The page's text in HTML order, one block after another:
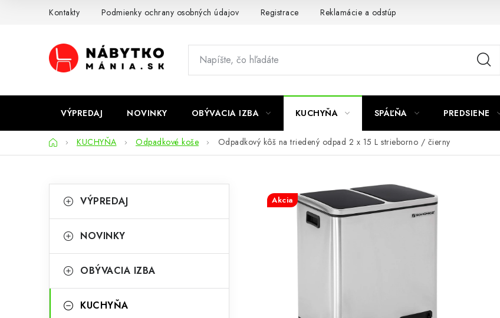
Kontakty Podmienky ochrany osobných údajov Registrace Reklamácie a odstúpenie od zmluvy
VÝPREDAJ NOVINKY OBÝVACIA IZBA KUCHYŇA SPÁĽŇA PREDSIENE
DomovKUCHYŇA Odpadkové koše Odpadkový kôš na triedený odpad 2 x 15 L strieborno / čierny
o
n
ý
kategórie
a
e
ó
VÝPREDAJ
NOVINKY
OBÝVACIA IZBA
KUCHYŇA
Akcia